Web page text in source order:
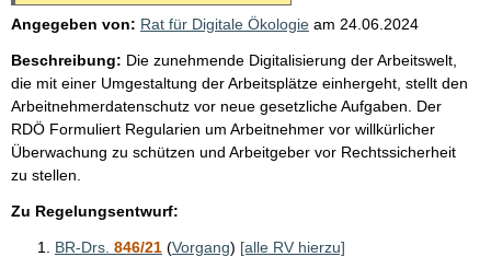
Angegeben von: Rat für Digitale Ökologie am 24.06.2024
Beschreibung: Die zunehmende Digitalisierung der Arbeitswelt,
die mit einer Umgestaltung der Arbeitsplätze einhergeht, stellt den
Arbeitnehmerdatenschutz vor neue gesetzliche Aufgaben. Der
RDÖ Formuliert Regularien um Arbeitnehmer vor willkürlicher
Überwachung zu schützen und Arbeitgeber vor Rechtssicherheit
zu stellen.
Zu Regelungsentwurf:
BR-Drs. 846/21 (Vorgang) [alle RV hierzu]